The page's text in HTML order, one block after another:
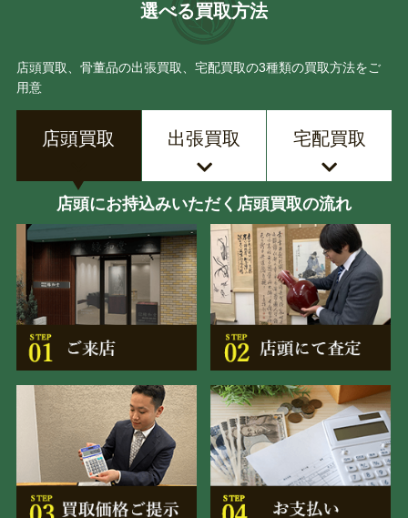
選べる買取方法
店頭買取、骨董品の出張買取、宅配買取の3種類の買取方法をご
用意
店頭買取 出張買取 宅配買取
店頭にお持込みいただく店頭買取の流れ